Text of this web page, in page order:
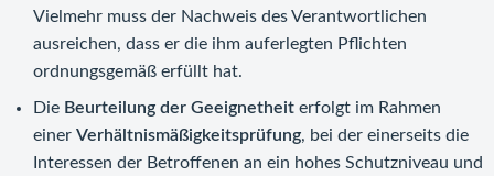
Vielmehr muss der Nachweis des Verantwortlichen
ausreichen, dass er die ihm auferlegten Pflichten
ordnungsgemäß erfüllt hat.
Die Beurteilung der Geeignetheit erfolgt im Rahmen
einer Verhältnismäßigkeitsprüfung, bei der einerseits die
Interessen der Betroffenen an ein hohes Schutzniveau und